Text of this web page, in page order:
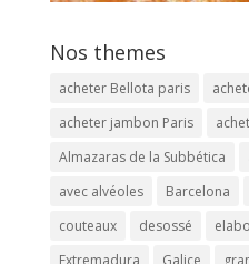
Nos themes
acheter Bellota paris
acheter jambon Paris
Almazaras de la Subbética
avec alvéoles
Barcelona
couteaux
desossé
Extremadura
Galice